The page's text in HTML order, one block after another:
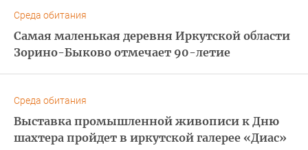
Среда обитания
Самая маленькая деревня Иркутской области
Зорино-Быково отмечает 90-летие
Среда обитания
Выставка промышленной живописи к Дню
шахтера пройдет в иркутской галерее «Диас»